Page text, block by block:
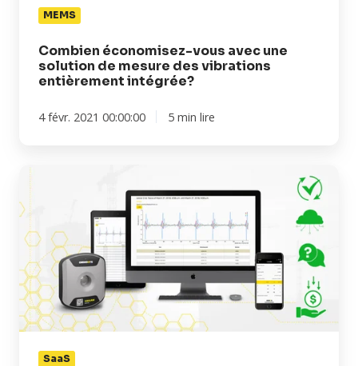
vibrations
intégrée?
MEMS
Combien économisez-vous avec une
solution de mesure des vibrations
entièrement intégrée?
4 févr. 2021 00:00:00 5 min lire
un
modèle
d'abonnement
(SaaS)
est
idéal
pour
les
logiciels
SaaS